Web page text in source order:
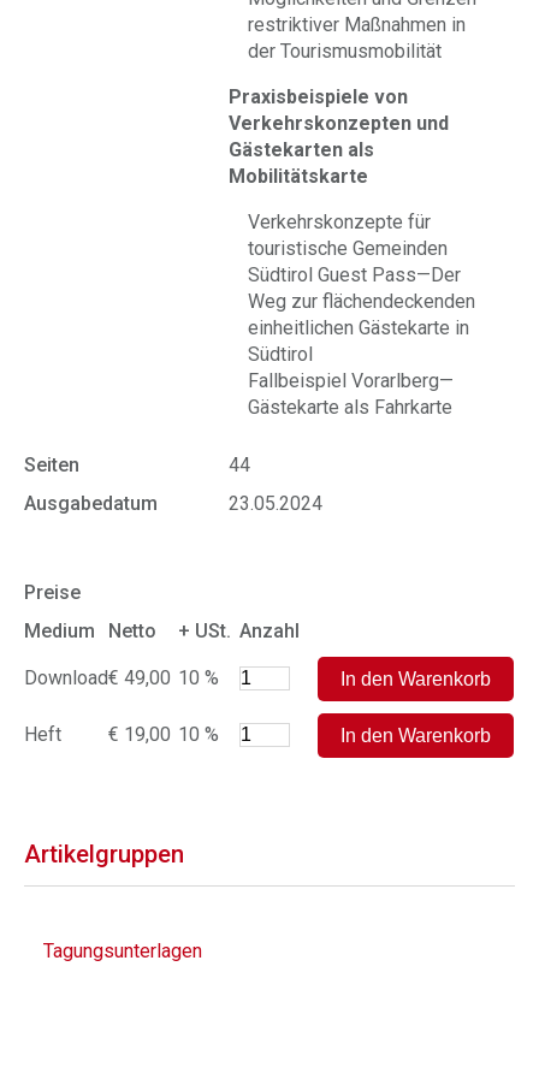
restriktiver Maßnahmen in
der Tourismusmobilität
Praxisbeispiele von
Verkehrskonzepten und
Gästekarten als
Mobilitätskarte
Verkehrskonzepte für
touristische Gemeinden
Südtirol Guest Pass—Der
Weg zur flächendeckenden
einheitlichen Gästekarte in
Südtirol
Fallbeispiel Vorarlberg—
Gästekarte als Fahrkarte
Seiten
44
Ausgabedatum
23.05.2024
Preise
Medium
Netto + USt. Anzahl
Download€ 49,00 10 %
Heft € 19,00 10 %
Artikelgruppen
Tagungsunterlagen